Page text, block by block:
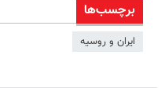
برچسب‌ها
ایران و روسیه